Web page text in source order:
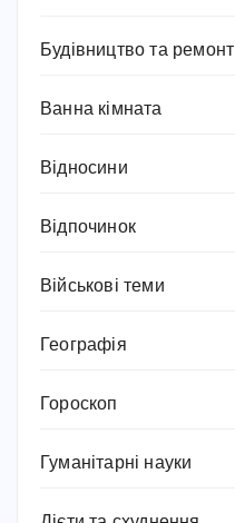
Будівництво та ремонт
Ванна кімната
Відносини
Відпочинок
Військові теми
Географія
Гороскоп
Гуманітарні науки